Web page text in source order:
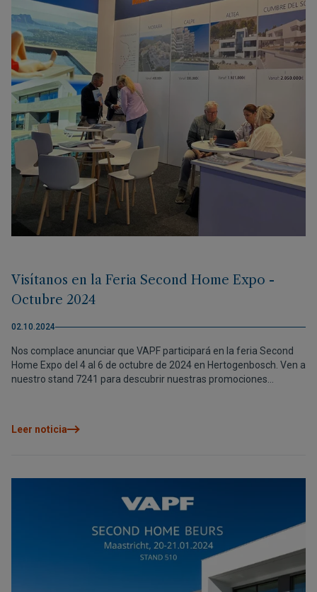
Visítanos en la Feria Second Home Expo -
Octubre 2024
02.10.2024
Nos complace anunciar que VAPF participará en la feria Second
Home Expo del 4 al 6 de octubre de 2024 en Hertogenbosch. Ven a
nuestro stand 7241 para descubrir nuestras promociones
para que conozcas nuestras propiedades. ¡Te esperamos para
Leer noticia